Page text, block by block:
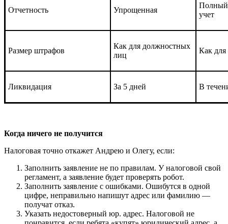
Отчетность Упрощенная
Полный
учет
Размер штрафов
Как для должностных
лиц
Как
Ликвидация За 5 дней В
Когда ничего не получится
Налоговая точно откажет Андрею и Олегу, если:
Заполнить заявление не по правилам. У налоговой свой
регламент, а заявление будет проверять робот.
Заполнить заявление с ошибками. Ошибутся в одной
цифре, неправильно напишут адрес или фамилию —
получат отказ.
Указать недостоверный юр. адрес. Налоговой не